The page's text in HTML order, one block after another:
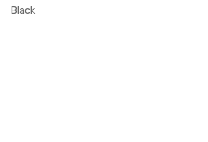
Black